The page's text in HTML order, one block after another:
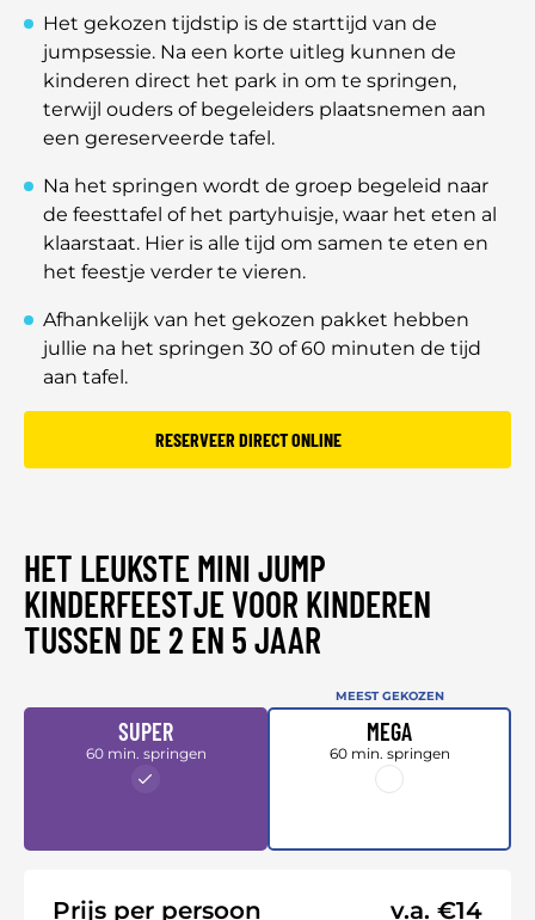
Het gekozen tijdstip is de starttijd van de
jumpsessie. Na een korte uitleg kunnen de
kinderen direct het park in om te springen,
terwijl ouders of begeleiders plaatsnemen aan
een gereserveerde tafel.
Na het springen wordt de groep begeleid naar
de feesttafel of het partyhuisje, waar het eten al
klaarstaat. Hier is alle tijd om samen te eten en
het feestje verder te vieren.
Afhankelijk van het gekozen pakket hebben
jullie na het springen 30 of 60 minuten de tijd
aan tafel.
RESERVEER DIRECT ONLINE
HET LEUKSTE MINI JUMP
KINDERFEESTJE VOOR KINDEREN
TUSSEN DE 2 EN 5 JAAR
SUPER
60 min. springen
MEEST GEKOZEN
MEGA
60 min. springen
Prijs per persoon v.a. €14